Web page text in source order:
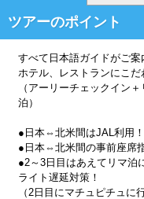
ツアーのポイント
すべて日本語ガイドがご案
ホテル、レストランにこ
（アーリーチェックイン
泊）
●日本⇔北米間はJAL利用！
●日本⇔北米間の事前座席
●2～3日目はあえてリマ泊
ライト遅延対策！
（2日目にマチュピチュに